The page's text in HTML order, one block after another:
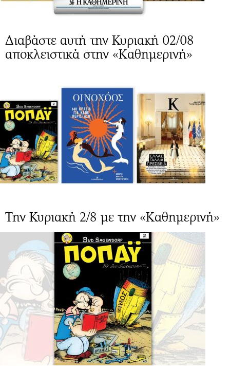
Διαβάστε αυτή την Κυριακή 02/08
αποκλειστικά στην «Καθημερινή»
Την Κυριακή 2/8 με την «Καθημερινή»